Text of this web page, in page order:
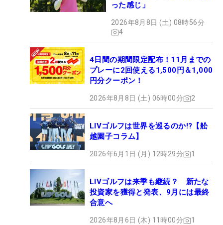
った感じ」
2026年8月8日 (土) 08時56分
4
4日間の期間限定配布！11月までの
プレーに2回使える1,500円＆1,000
円分クーポン！
2026年8月8日 (土) 06時00分 2
LIVゴルフは世界を巡るのか!?【舩
越園子コラム】
2026年6月1日 (月) 12時29分 1
LIVゴルフは来季も継続？ 新たな
投資家を獲得と発表、9月には最終
合意へ
2026年8月6日 (木) 11時00分 1